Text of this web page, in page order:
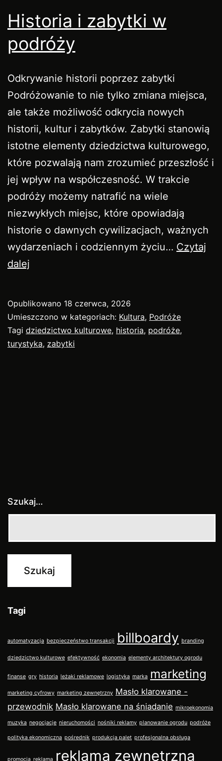
Historia i zabytki w
podróży
Odkrywanie historii poprzez zabytki
Podróżowanie to nie tylko zmiana miejsca,
ale także możliwość odkrycia nowych
historii, kultur i zabytków. Zabytki stanowią
istotne elementy dziedzictwa kulturowego,
które pozwalają nam zrozumieć przeszłość i
jej wpływ na współczesność. W trakcie
podróży możemy natrafić na wiele
niezwykłych miejsc, które opowiadają
historie o dawnych cywilizacjach, ważnych
wydarzeniach i codziennym życiu… Czytaj
dalej
w
podróży
Opublikowano 18 czerwca, 2026
Umieszczono w kategoriach: Kultura, Podróże
Tagi dziedzictwo kulturowe, historia, podróże,
turystyka, zabytki
Szukaj…
Tagi
automatyzacja bezpieczeństwo transakcji billboardy branding
dziedzictwo kulturowe efektywność ekonomia elementy architektury ogrodu
finanse gry historia leżaki reklamowe logistyka marka marketing
marketing cyfrowy marketing zewnętrzny Masło klarowane -
przewodnik Masło klarowane na śniadanie mikroekonomia
muzyka negocjacje nieruchomości nośniki reklamy planowanie ogrodu podróże
polityka ekonomiczna pośrednik produkcja palet profesjonalna obsługa
promocja reklama reklama zewnętrzna